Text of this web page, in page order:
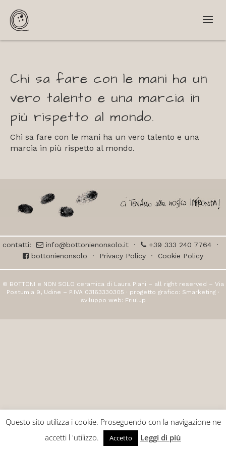
Chi sa fare con le mani ha un
vero talento e una marcia in
più rispetto al mondo.
Chi sa fare con le mani ha un vero talento e una
marcia in più rispetto al mondo.
contatti: info@bottonienonsolo.it · +39 333 240 7764 ·
bottonienonsolo · Privacy Policy · Cookie Policy
© BOTTONI e NON SOLO ceramica di Laura Piani – all right reserved – Via
Postumia 9, Udine – P.IVA 03163330305 · progetto grafico: Smarketing ·
sviluppo web: Friulup
Questo sito utilizza i cookie. Proseguendo con la navigazione ne
accetti l 'utilizzo.
Accetto Leggi di più